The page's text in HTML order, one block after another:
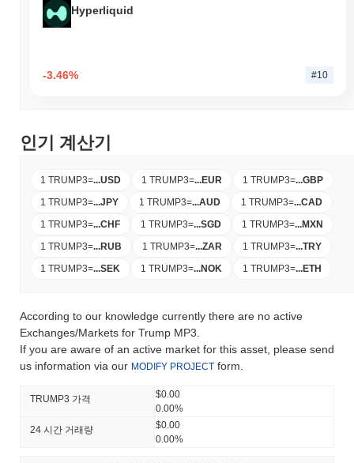
Hyperliquid
-3.46% #10
인기 계산기
1 TRUMP3=...USD 1 TRUMP3=...EUR 1 TRUMP3=...GBP
1 TRUMP3=...JPY 1 TRUMP3=...AUD 1 TRUMP3=...CAD
1 TRUMP3=...CHF 1 TRUMP3=...SGD 1 TRUMP3=...MXN
1 TRUMP3=...RUB 1 TRUMP3=...ZAR 1 TRUMP3=...TRY
1 TRUMP3=...SEK 1 TRUMP3=...NOK 1 TRUMP3=...ETH
According to our knowledge currently there are no active
Exchanges/Markets for Trump MP3.
If you are aware of an active market for this asset, please send
us information via our MODIFY PROJECT form.
TRUMP3 가격
$0.00
0.00%
24 시간 거래량
$0.00
0.00%